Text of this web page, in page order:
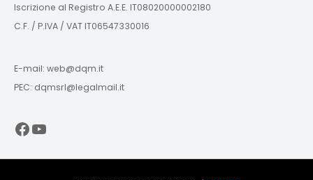
Iscrizione al Registro A.E.E. IT08020000002180
C.F. / P.IVA / VAT IT06547330016
E-mail: web@dqm.it
PEC: dqmsrl@legalmail.it
Facebook
YouTube